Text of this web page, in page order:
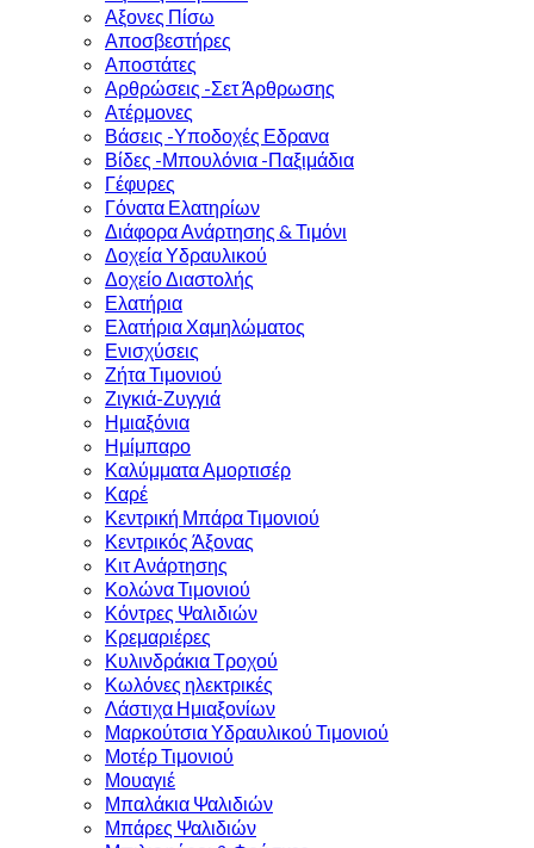
Αξονες Πίσω
Αποσβεστήρες
Αποστάτες
Αρθρώσεις -Σετ Άρθρωσης
Ατέρμονες
Βάσεις -Υποδοχές Εδρανα
Βίδες -Μπουλόνια -Παξιμάδια
Γέφυρες
Γόνατα Ελατηρίων
Διάφορα Ανάρτησης & Τιμόνι
Δοχεία Υδραυλικού
Δοχείο Διαστολής
Ελατήρια
Ελατήρια Χαμηλώματος
Ενισχύσεις
Ζήτα Τιμονιού
Ζιγκιά-Ζυγγιά
Ημιαξόνια
Ημίμπαρο
Καλύμματα Αμορτισέρ
Καρέ
Κεντρική Μπάρα Τιμονιού
Κεντρικός Άξονας
Κιτ Ανάρτησης
Κολώνα Τιμονιού
Κόντρες Ψαλιδιών
Κρεμαριέρες
Κυλινδράκια Τροχού
Κωλόνες ηλεκτρικές
Λάστιχα Ημιαξονίων
Μαρκούτσια Υδραυλικού Τιμονιού
Μοτέρ Τιμονιού
Μουαγιέ
Μπαλάκια Ψαλιδιών
Μπάρες Ψαλιδιών